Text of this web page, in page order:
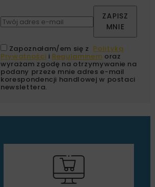
ZAPISZ
MNIE
Zapoznałam/em się z Polityką
Prywatności i Regulaminem oraz
wyrażam zgodę na otrzymywanie na
podany przeze mnie adres e-mail
korespondencji handlowej w postaci
newslettera.